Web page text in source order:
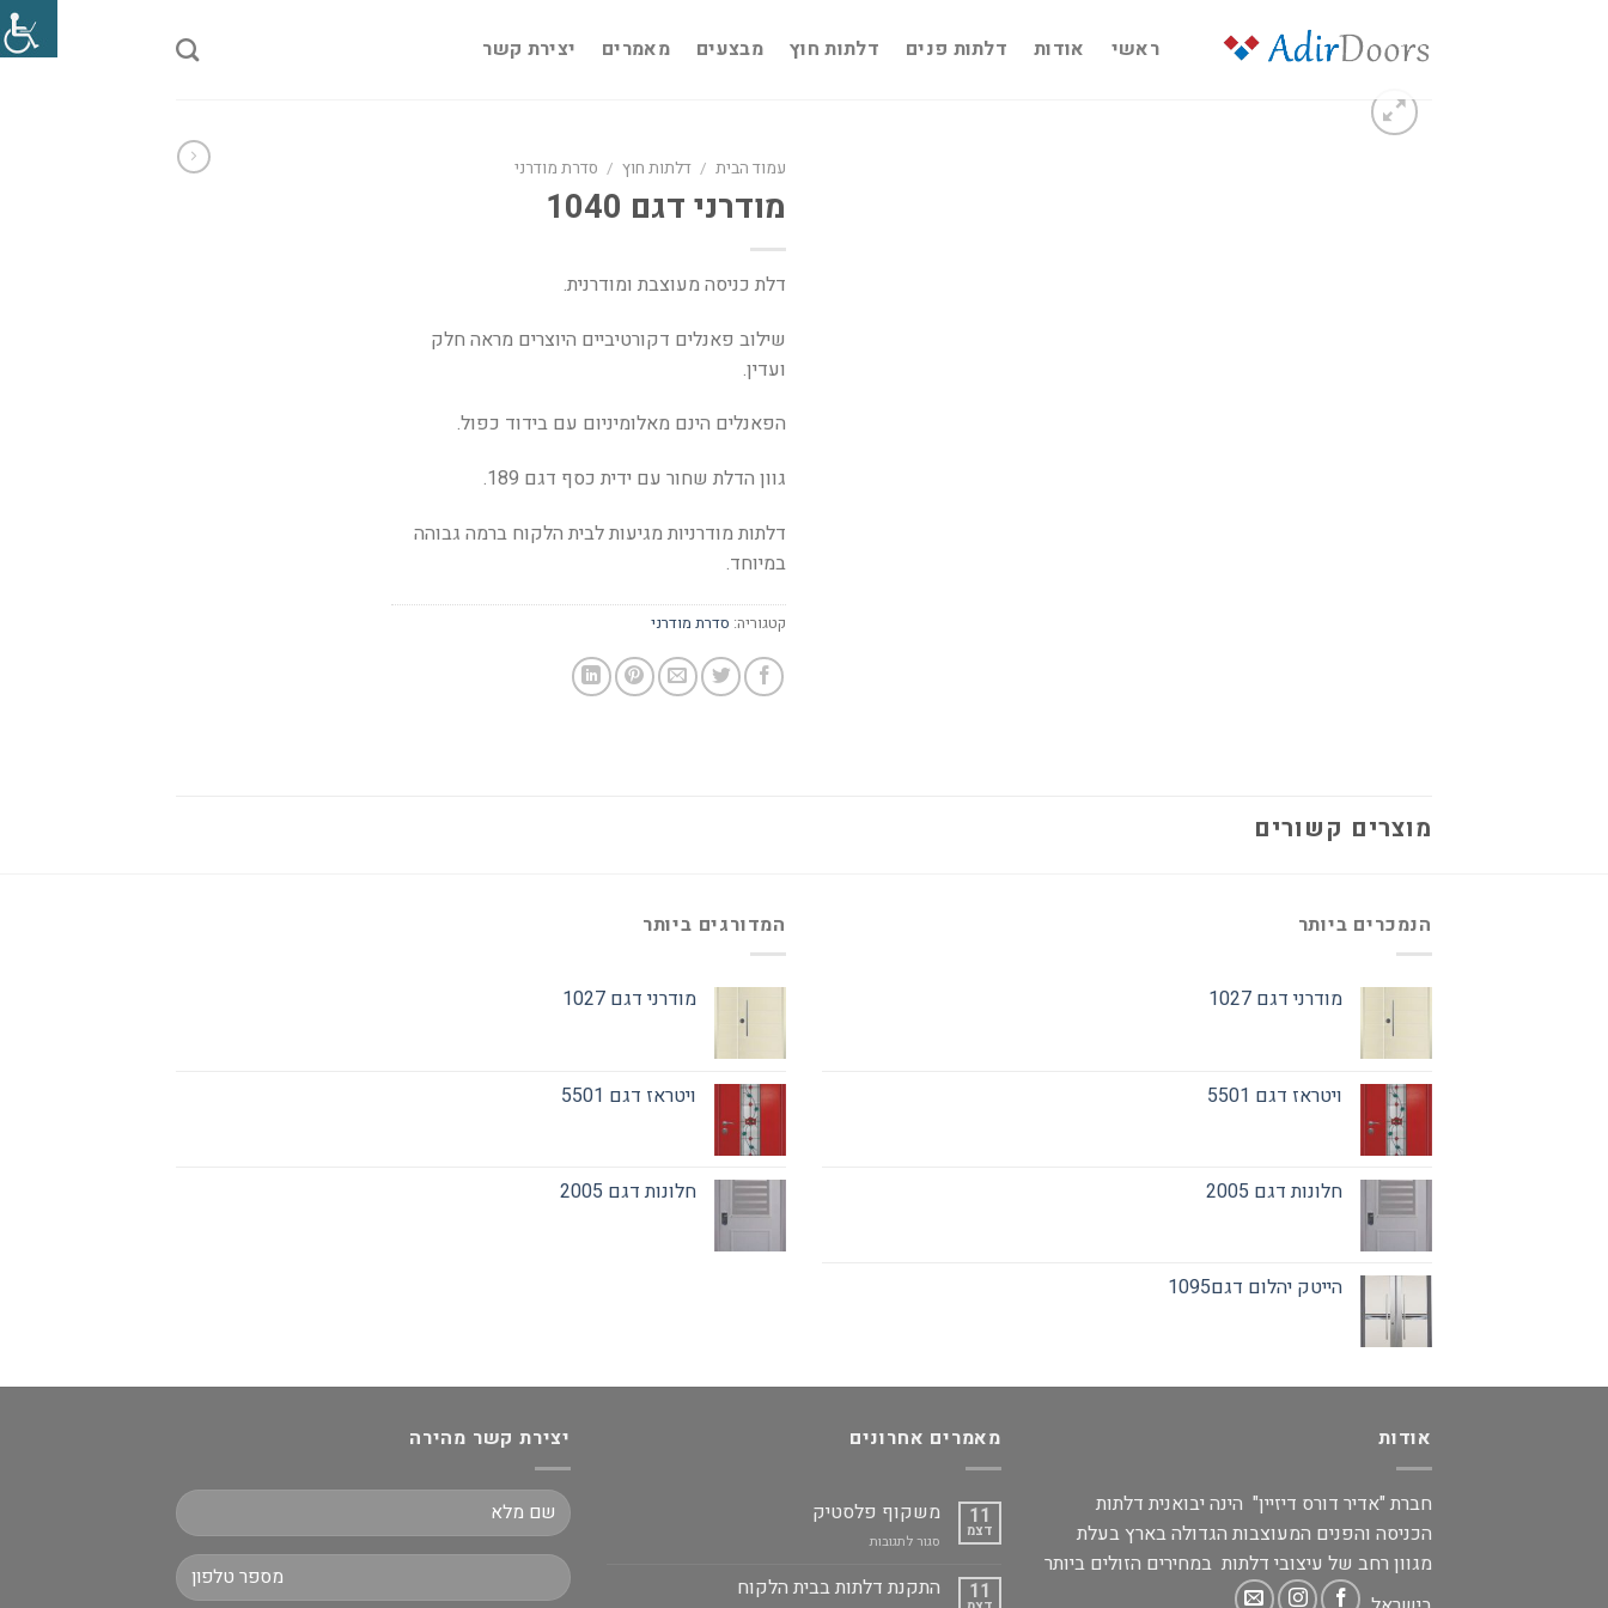
ראשי אודות דלתות פנים דלתות חוץ מבצעים מאמרים יצירת קשר
עמוד הבית / דלתות חוץ / סדרת מודרני
מודרני דגם 1040
דלת כניסה מעוצבת ומודרנית.
שילוב פאנלים דקורטיביים היוצרים מראה חלק
ועדין.
הפאנלים הינם מאלומיניום עם בידוד כפול.
גוון הדלת שחור עם ידית כסף דגם 189.
דלתות מודרניות מגיעות לבית הלקוח ברמה גבוהה
במיוחד.
קטגוריה: סדרת מודרני
מוצרים קשורים
הנמכרים ביותר
מודרני דגם 1027
ויטראז דגם 5501
חלונות דגם 2005
הייטק יהלום דגם1095
המדורגים ביותר
מודרני דגם 1027
ויטראז דגם 5501
חלונות דגם 2005
אודות
חברת "אדיר דורס דיזיין" הינה יבואנית דלתות
הכניסה והפנים המעוצבות הגדולה בארץ בעלת
מגוון רחב של עיצובי דלתות במחירים הזולים ביותר
מאמרים אחרונים
11
דצמ
משקוף פלסטיק
סגור לתגובותעל
פלסטיק
11 התקנת דלתות בבית הלקוח
יצירת קשר מהירה